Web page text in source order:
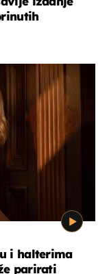
i halterima
parirati